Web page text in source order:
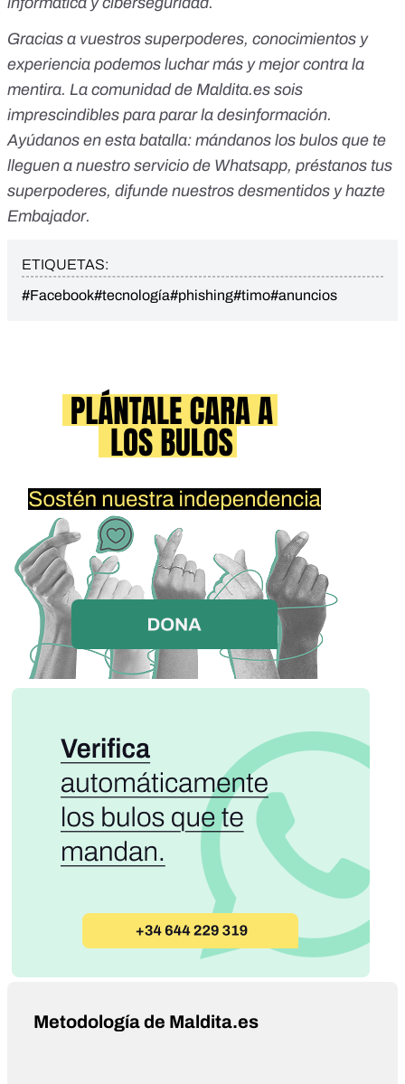
Gracias a vuestros superpoderes, conocimientos y
experiencia podemos luchar más y mejor contra la
mentira. La comunidad de Maldita.es sois
imprescindibles para parar la desinformación.
Ayúdanos en esta batalla: mándanos los bulos que te
lleguen a nuestro servicio de Whatsapp, préstanos tus
superpoderes, difunde nuestros desmentidos yhazte
Embajador.
ETIQUETAS:
#Facebook#tecnología#phishing#timo#anuncios
Metodología de Maldita.es